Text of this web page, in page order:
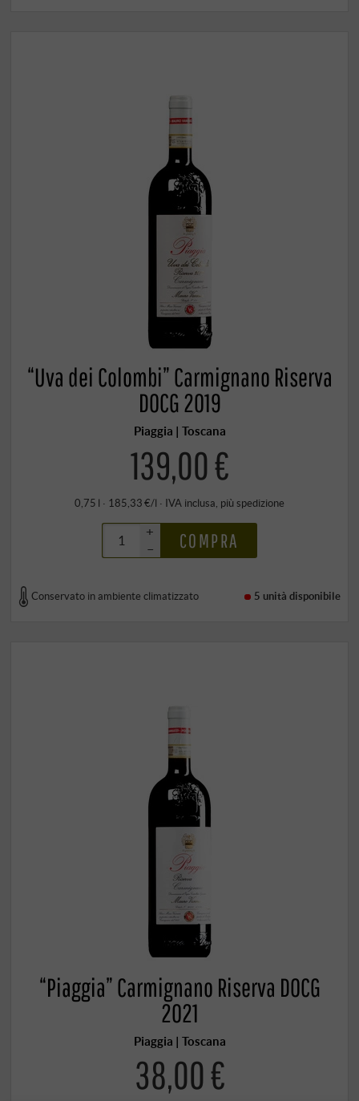
“Uva dei Colombi” Carmignano Riserva
DOCG 2019
Piaggia | Toscana
139,00 €
0,75 l · 185,33 €/l · IVA inclusa , più spedizione
+
–
COMPRA
Conservato in ambiente climatizzato 5 unità disponibile
“Piaggia” Carmignano Riserva DOCG
2021
Piaggia | Toscana
38,00 €